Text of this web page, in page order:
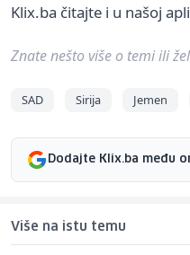
Klix.ba čitajte i u našoj
Znate nešto više o temi ili
SAD Sirija Jemen
Dodajte Klix.ba među
Više na istu temu